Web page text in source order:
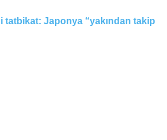
tatbikat: Japonya “yakından takip